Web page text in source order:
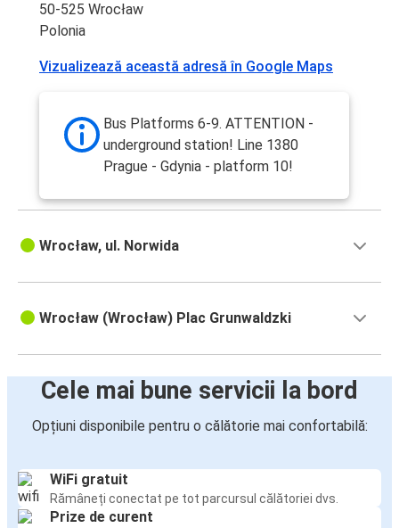
50-525 Wrocław
Polonia
Vizualizează această adresă în Google Maps
Bus Platforms 6-9. ATTENTION -
underground station! Line 1380
Prague - Gdynia - platform 10!
Wrocław, ul. Norwida
Wrocław (Wrocław) Plac Grunwaldzki
Cele mai bune servicii la bord
Opțiuni disponibile pentru o călătorie mai confortabilă:
WiFi gratuit
Rămâneți conectat pe tot parcursul călătoriei dvs.
Prize de curent